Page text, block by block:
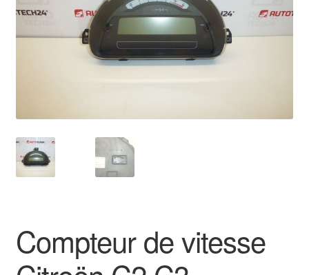
Paiements
Politique de confidentialité
Procédure de Réclamation
Compteur de vitesse